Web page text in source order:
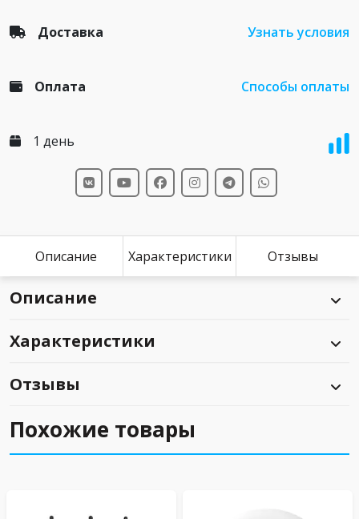
Доставка Узнать условия
Оплата Способы оплаты
1 день
Описание Характеристики Отзывы
Описание
Характеристики
Отзывы
Похожие товары